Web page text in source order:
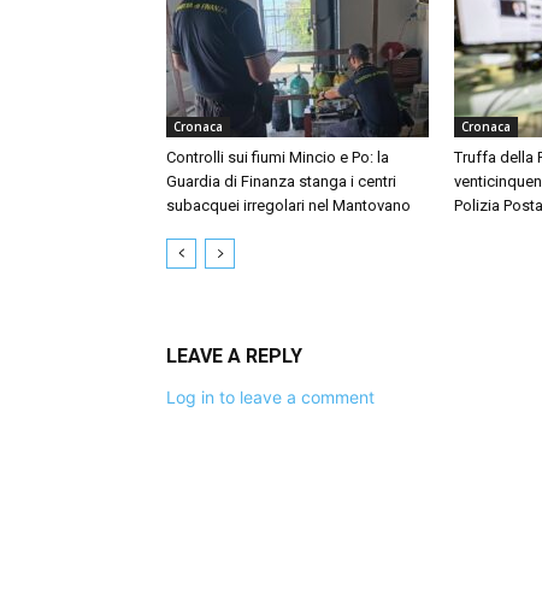
Cronaca
Controlli sui fiumi Mincio e Po: la
Guardia di Finanza stanga i centri
subacquei irregolari nel Mantovano
Cronaca
Truffa della
Polizia
LEAVE A REPLY
Log in to leave a comment